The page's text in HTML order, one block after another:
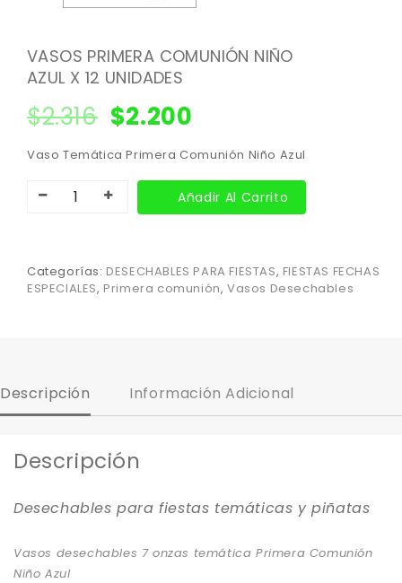
VASOS PRIMERA COMUNIÓN NIÑO
AZUL X 12 UNIDADES
$2.316 $2.200
Vaso Temática Primera Comunión Niño Azul
Añadir Al Carrito
Categorías: DESECHABLES PARA FIESTAS, FIESTAS FECHAS
ESPECIALES, Primera comunión,Vasos Desechables
Descripción Información Adicional
Descripción
Desechables para fiestas temáticas y piñatas
Vasos desechables 7 onzas temática Primera Comunión
Niño Azul